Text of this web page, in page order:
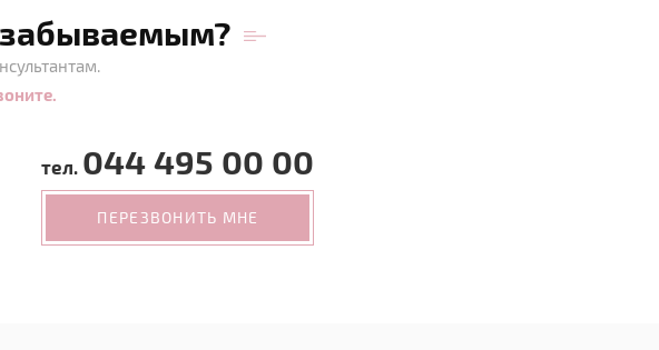
тел. 044 495 00 00
ПЕРЕЗВОНИТЬ МНЕ